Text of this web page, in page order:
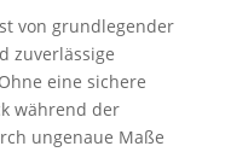
von grundlegender
zuverlässige
eine sichere
während der
ungenaue Maße